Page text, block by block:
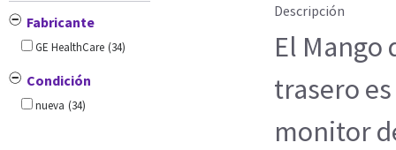
Fabricante
GE HealthCare (34)
Condición
nueva (34)
Descripción
El Mango
trasero
monitor